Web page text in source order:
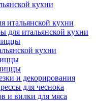
кухни
итальянской кухни
для итальянской кухни
кухни
и декорирования
для чеснока
и вилки для мяса